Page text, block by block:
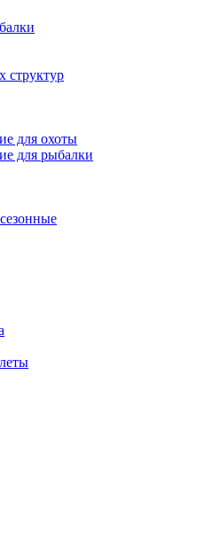
структур
для охоты
для рыбалки